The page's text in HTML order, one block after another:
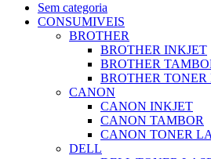
Sem categoria
CONSUMIVEIS
BROTHER
BROTHER INKJET
BROTHER
BROTHER TONER
CANON
CANON INKJET
CANON TAMBOR
CANON TONER
DELL